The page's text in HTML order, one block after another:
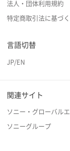
法人・団体利用規約
特定商取引法に基づ
言語切替
JP/EN
関連サイト
ソニー・グローバル
ソニーグループ